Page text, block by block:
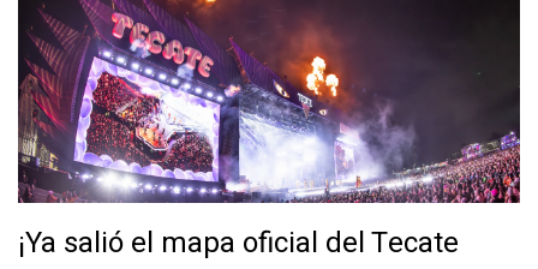
¡Ya salió el mapa oficial del Tecate